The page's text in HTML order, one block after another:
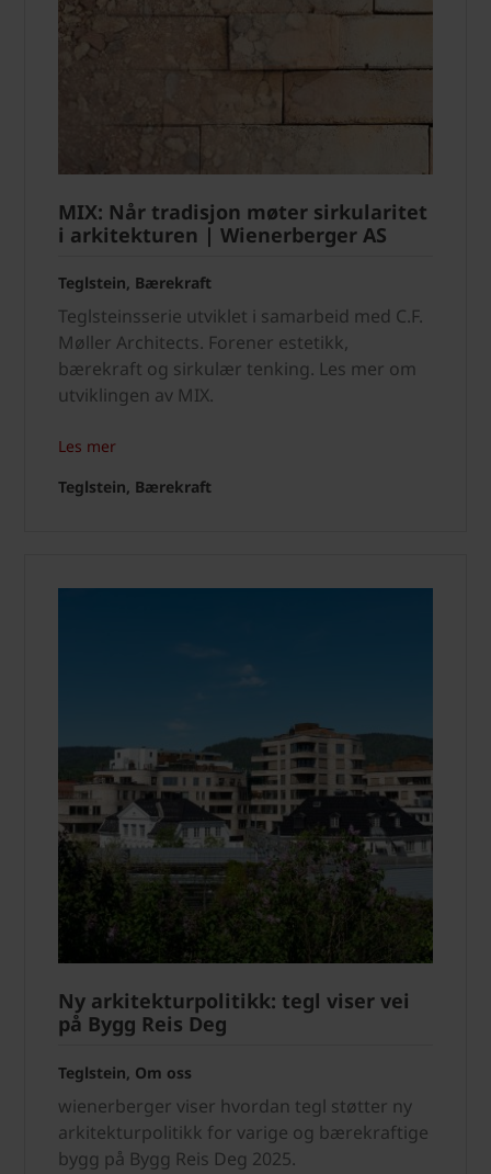
MIX: Når tradisjon møter sirkularitet
i arkitekturen | Wienerberger AS
Teglstein, Bærekraft
Teglsteinsserie utviklet i samarbeid med C.F.
Møller Architects. Forener estetikk,
bærekraft og sirkulær tenking. Les mer om
utviklingen av MIX.
Les mer
Teglstein, Bærekraft
Ny arkitekturpolitikk: tegl viser vei
på Bygg Reis Deg
Teglstein, Om oss
wienerberger viser hvordan tegl støtter ny
arkitekturpolitikk for varige og bærekraftige
bygg på Bygg Reis Deg 2025.